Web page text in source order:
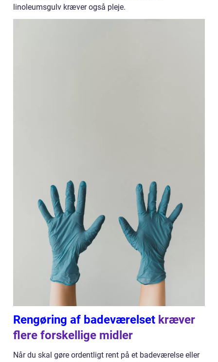
linoleumsgulv kræver også pleje.
Rengøring af badeværelset kræver
flere forskellige midler
Når du skal gøre ordentligt rent på et badeværelse eller